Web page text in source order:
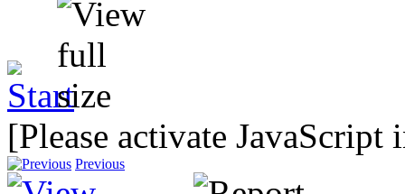
[Please activate
Previous